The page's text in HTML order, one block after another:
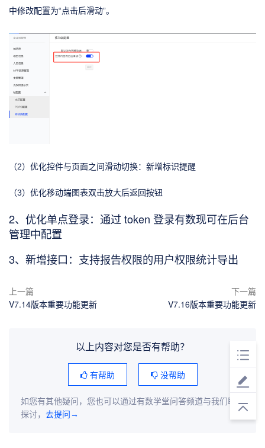
中修改配置为“点击后滑动”。
（2）优化控件与页面之间滑动切换：新增标识提醒
（3）优化移动端图表双击放大后返回按钮
2、优化单点登录：通过 token 登录有数现可在后台
管理中配置
3、新增接口：支持报告权限的用户权限统计导出
上一篇
V7.14版本重要功能更新
下一篇
V7.16版本重要功能更新
以上内容对您是否有帮助？
有帮助 没帮助
如您有其他疑问，您也可以通过有数学堂问答频道与我们联系
探讨， 去提问→